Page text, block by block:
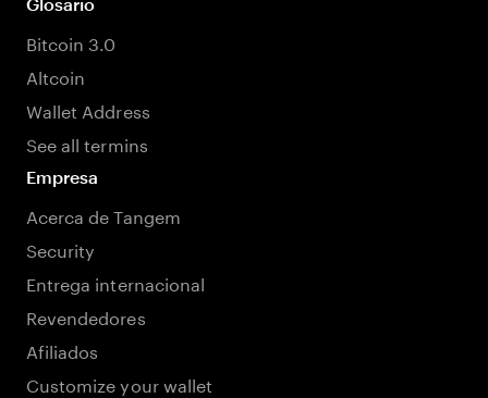
Bitcoin 3.0
Altcoin
Wallet Address
See all termins
Empresa
Acerca de Tangem
Security
Entrega internacional
Revendedores
Afiliados
Customize your wallet